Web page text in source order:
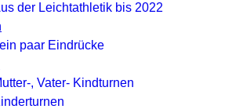
der Leichtathletik bis 2022
paar Eindrücke
, Vater- Kindturnen